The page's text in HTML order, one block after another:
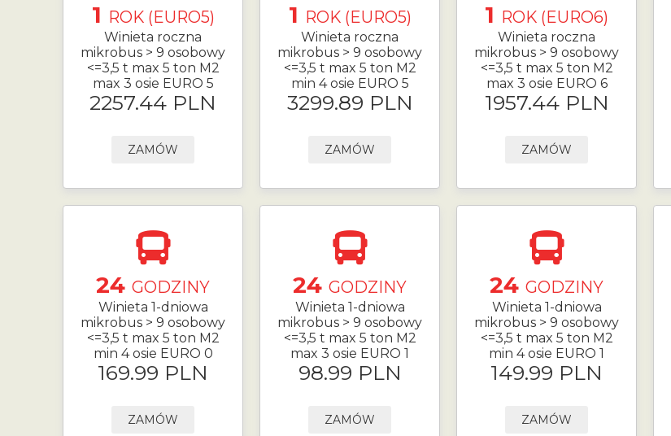
1 ROK (EURO5)
Winieta roczna
mikrobus > 9 osobowy
<=3,5 t max 5 ton M2
max 3 osie EURO 5
2257.44 PLN
ZAMÓW
1 ROK (EURO5)
Winieta roczna
mikrobus > 9 osobowy
<=3,5 t max 5 ton M2
min 4 osie EURO 5
3299.89 PLN
ZAMÓW
1 ROK (EURO6)
Winieta roczna
mikrobus > 9 osobowy
<=3,5 t max 5 ton M2
max 3 osie EURO 6
1957.44 PLN
ZAMÓW
24GODZINY
Winieta 1-dniowa
mikrobus > 9 osobowy
<=3,5 t max 5 ton M2
min 4 osie EURO 0
169.99 PLN
ZAMÓW
24GODZINY
Winieta 1-dniowa
mikrobus > 9 osobowy
<=3,5 t max 5 ton M2
max 3 osie EURO 1
98.99 PLN
ZAMÓW
24 GODZINY
Winieta 1-dniowa
mikrobus > 9 osobowy
<=3,5 t max 5 ton M2
min 4 osie EURO 1
149.99 PLN
ZAMÓW